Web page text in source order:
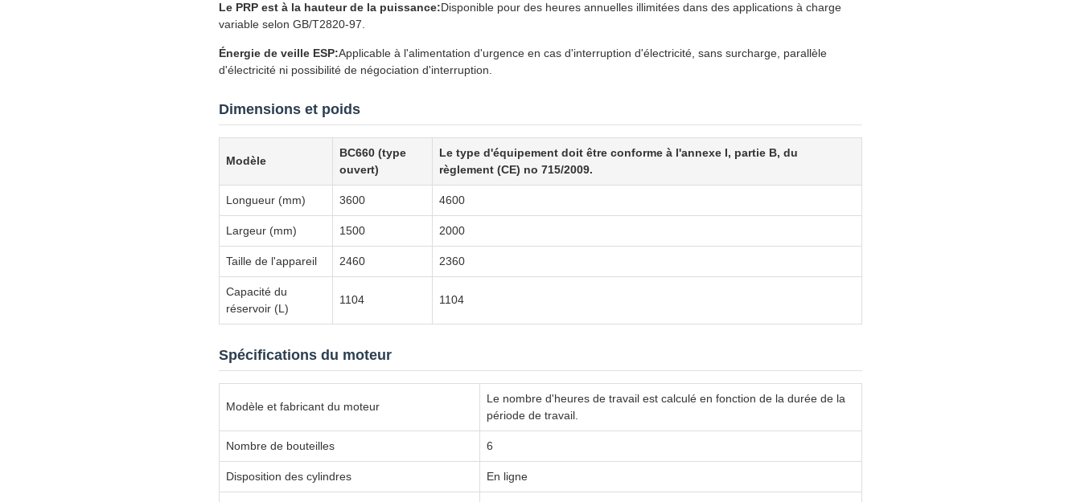
Le PRP est à la hauteur de la puissance:Disponible pour des heures annuelles illimitées dans des applications à charge
variable selon GB/T2820-97.
Énergie de veille ESP:Applicable à l'alimentation d'urgence en cas d'interruption d'électricité, sans surcharge, parallèle
d'électricité ni possibilité de négociation d'interruption.
Dimensions et poids
Modèle
BC660 (type
ouvert)
Le type d'équipement doit être conforme à l'annexe I, partie B, du
règlement (CE) no 715/2009.
Longueur (mm) 3600 4600
Largeur (mm) 1500 2000
Taille de l'appareil 2460 2360
Capacité du
réservoir (L)
1104 1104
Spécifications du moteur
Modèle et fabricant du moteur
Le nombre d'heures de travail est calculé en fonction de la durée de la
période de travail.
Nombre de bouteilles 6
Disposition des cylindres En ligne